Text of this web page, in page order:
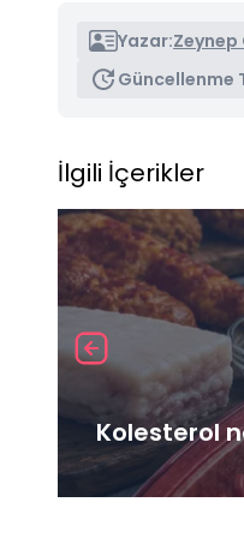
Yazar:Zeynep
Güncellenme
İlgili İçerikler
Kolesterol